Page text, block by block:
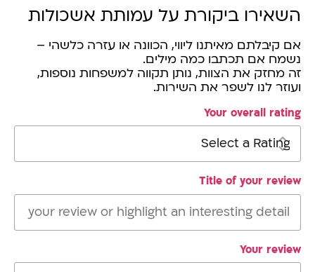
השאירו ביקורת על עמותת אשכולות
אם קיבלתם מאיתנו ליווי, הכוונה או עזרה כלשהי –
נשמח אם תכתבו כמה מילים.
זה מחזק את הצוות, נותן תקווה למשפחות נוספות,
ועוזר לנו לשפר את השירות.
Your overall rating
Title of your review
Your review